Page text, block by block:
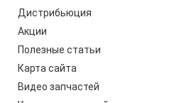
Дистрибьюция
Акции
Полезные статьи
Карта сайта
Видео запчастей